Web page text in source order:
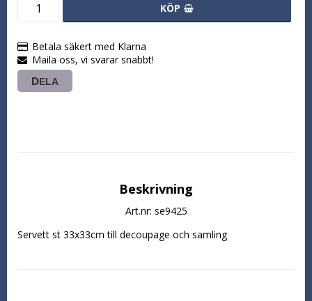
KÖP
Betala säkert med Klarna
Maila oss, vi svarar snabbt!
DELA
Beskrivning
Art.nr: se9425
Servett st 33x33cm till decoupage och samling